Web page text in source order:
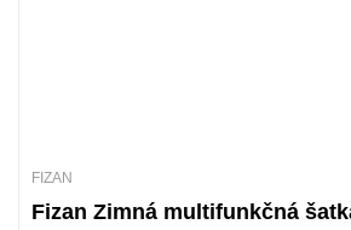
FIZAN
Fizan Zimná multifunkčná